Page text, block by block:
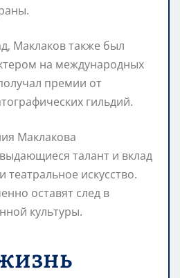
Маклаков также был
на международных
премии от
гильдий.
Маклакова
талант и вклад
театральное искусство.
оставят след в
культуры.